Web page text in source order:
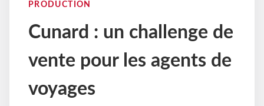
PRODUCTION
Cunard : un challenge de
vente pour les agents de
voyages